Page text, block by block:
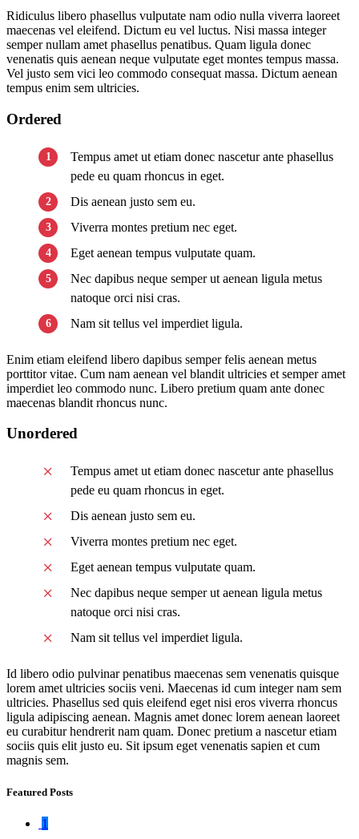
Ridiculus libero phasellus vulputate nam odio nulla viverra laoreet
maecenas vel eleifend. Dictum eu vel luctus. Nisi massa integer
semper nullam amet phasellus penatibus. Quam ligula donec
venenatis quis aenean neque vulputate eget montes tempus massa.
Vel justo sem vici leo commodo consequat massa. Dictum aenean
tempus enim sem ultricies.
Ordered
Tempus amet ut etiam donec nascetur ante phasellus
pede eu quam rhoncus in eget.
Dis aenean justo sem eu.
Viverra montes pretium nec eget.
Eget aenean tempus vulputate quam.
Nec dapibus neque semper ut aenean ligula metus
natoque orci nisi cras.
Nam sit tellus vel imperdiet ligula.
Enim etiam eleifend libero dapibus semper felis aenean metus
porttitor vitae. Cum nam aenean vel blandit ultricies et semper amet
imperdiet leo commodo nunc. Libero pretium quam ante donec
maecenas blandit rhoncus nunc.
Unordered
Tempus amet ut etiam donec nascetur ante phasellus
pede eu quam rhoncus in eget.
Dis aenean justo sem eu.
Viverra montes pretium nec eget.
Eget aenean tempus vulputate quam.
Nec dapibus neque semper ut aenean ligula metus
natoque orci nisi cras.
Nam sit tellus vel imperdiet ligula.
Id libero odio pulvinar penatibus maecenas sem venenatis quisque
lorem amet ultricies sociis veni. Maecenas id cum integer nam sem
ultricies. Phasellus sed quis eleifend eget nisi eros viverra rhoncus
ligula adipiscing aenean. Magnis amet donec lorem aenean laoreet
eu curabitur hendrerit nam quam. Donec pretium a nascetur etiam
sociis quis elit justo eu. Sit ipsum eget venenatis sapien et cum
magnis sem.
Featured Posts
1